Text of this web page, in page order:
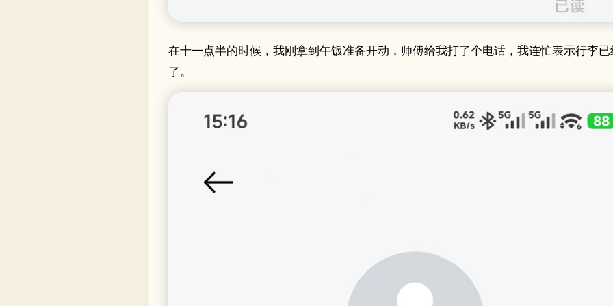
在十一点半的时候，我刚拿到午饭准备开动，师傅给我打了个电话，我连忙表示行李
了。